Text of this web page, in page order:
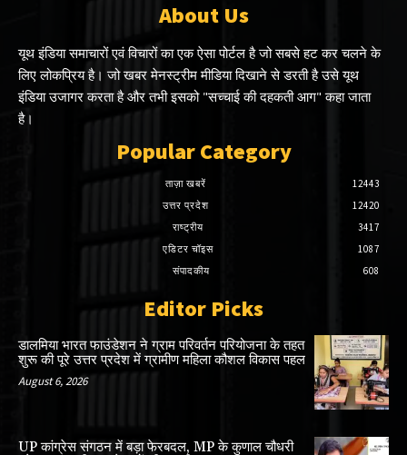
About Us
यूथ इंडिया समाचारों एवं विचारों का एक ऐसा पोर्टल है जो सबसे हट कर चलने के
लिए लोकप्रिय है। जो खबर मेनस्ट्रीम मीडिया दिखाने से डरती है उसे यूथ
इंडिया उजागर करता है और तभी इसको "सच्चाई की दहकती आग" कहा जाता
है।
Popular Category
ताज़ा खबरें
12443
उत्तर प्रदेश
12420
राष्ट्रीय
3417
एडिटर चॉइस
1087
संपादकीय
608
Editor Picks
डालमिया भारत फाउंडेशन ने ग्राम परिवर्तन परियोजना के तहत
शुरू की पूरे उत्तर प्रदेश में ग्रामीण महिला कौशल विकास पहल
August 6, 2026
UP कांग्रेस संगठन में बड़ा फेरबदल, MP के कुणाल चौधरी